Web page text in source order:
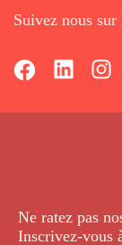
Suivez nous sur
Ne ratez pas
Inscrivez-vous